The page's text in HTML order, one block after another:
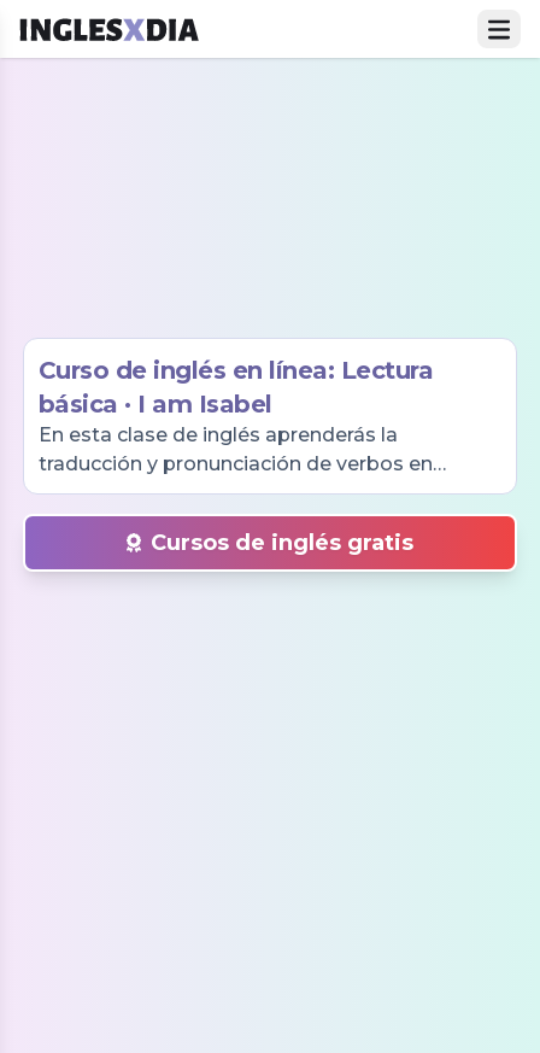
Curso de inglés en línea: Lectura
básica · I am Isabel
En esta clase de inglés aprenderás la
traducción y pronunciación de verbos en
pasado: celebrar, adoptar, trabajar, pintar, etc.,
mediante las actividades anuales de Isabel.
Cursos de inglés gratis